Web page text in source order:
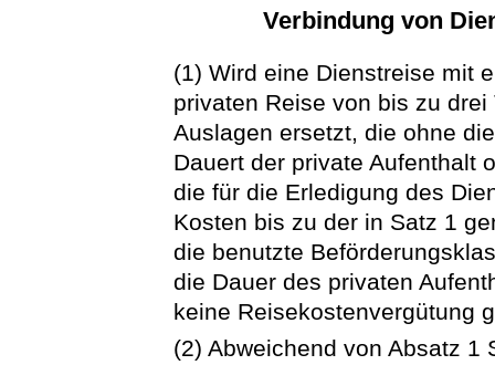
Verbindung von
(1) Wird eine Dienstreise mit
privaten Reise von bis zu
Auslagen ersetzt, die ohne
Dauert der private Aufenthalt
die für die Erledigung des
Kosten bis zu der in Satz 1
die benutzte
die Dauer des privaten
keine Reisekostenvergütung
(2) Abweichend von Absatz 1